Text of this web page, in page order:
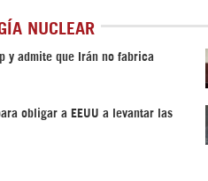
NUCLEAR
y admite que Irán no fabrica
obligar a EEUU a levantar las